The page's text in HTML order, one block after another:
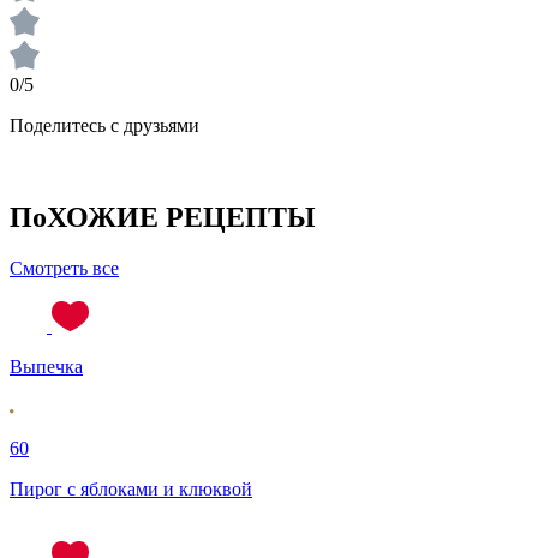
0/5
Поделитесь с друзьями
ПоХОЖИЕ РЕЦЕПТЫ
Смотреть все
Выпечка
60
Пирог с яблоками и клюквой